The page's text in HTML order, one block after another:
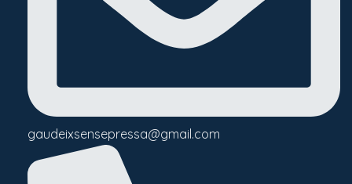
gaudeixsensepressa@gmail.com